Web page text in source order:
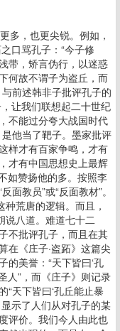
多，也更尖锐。例如，
口骂孔子：“今子修
带，矫言伪行，以迷惑
何故不谓子为盗丘，而
前述韩非子批评孔子的
让我们联想起二十世纪
不能过分夸大战国时代
他当了靶子。墨家批评
样才有百家争鸣，才有
才有中国思想史上最辉
如赞扬他的多。按照李
教员”或“反面教材”。
荒唐的逻辑。而且，
说八道。难道七十二
不批评孔子，而且在其
在《庄子·盗跖》这篇尖
的美誉：“天下皆曰‘孔
人”，而《庄子》则记录
“天下皆曰‘孔丘能止暴
示了人们从对孔子的某
评价。我们今人由此也